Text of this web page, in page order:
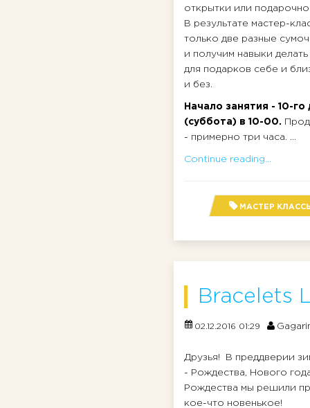
открытки или
В результате мастер-
только две разные
и получим навыки
для подарков себе и
и без.
Начало занятия - 10-го
(суббота) в 10-00.
- примерно три часа. ...
Continue reading...
МАСТЕР
Bracelets
02.12.2016 01:29
Друзья! В преддверии
- Рождества, Нового
Рождества мы решили
кое-что новенькое!